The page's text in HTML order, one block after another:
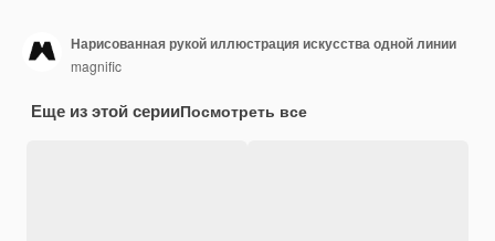
Нарисованная рукой иллюстрация искусства одной линии
magnific
Еще из этой серииПосмотреть все